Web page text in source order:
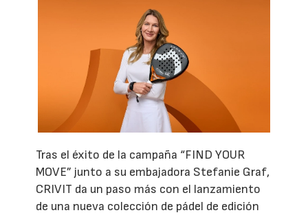
Tras el éxito de la campaña “FIND YOUR
MOVE” junto a su embajadora Stefanie Graf,
CRIVIT da un paso más con el lanzamiento
de una nueva colección de pádel de edición